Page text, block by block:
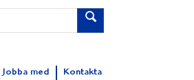
Jobba med
Kontakta